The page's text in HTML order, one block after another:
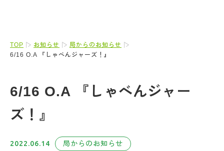
TOP お知らせ
局からのお知らせ
6/16 O.A 『しゃべんジャーズ！』
6/16 O.A 『しゃべんジャー
ズ！』
2022.06.14 局からのお知らせ